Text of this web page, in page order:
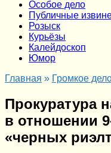
Особое дело
Публичные
Розыск
Курьёзы
Калейдоскоп
Юмор
Главная » Громкое
Прокуратура
в отношении
«черных